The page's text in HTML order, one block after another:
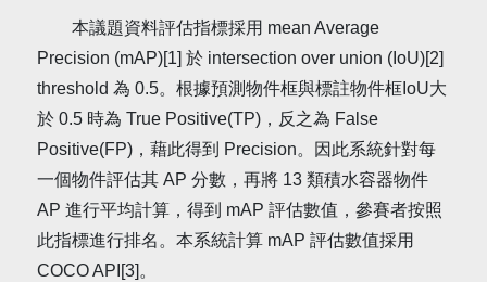
本議題資料評估指標採用 mean Average
Precision (mAP)[1] 於 intersection over union (IoU)[2]
threshold 為 0.5。根據預測物件框與標註物件框IoU大
於 0.5 時為 True Positive(TP)，反之為 False
Positive(FP)，藉此得到 Precision。因此系統針對每
一個物件評估其 AP 分數，再將 13 類積水容器物件
AP 進行平均計算，得到 mAP 評估數值，參賽者按照
此指標進行排名。本系統計算 mAP 評估數值採用
COCO API[3]。